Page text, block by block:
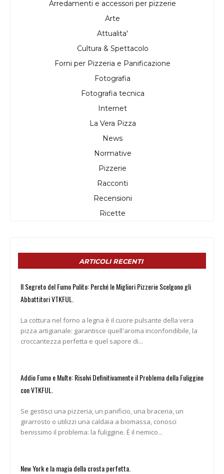
Arredamenti e accessori per pizzerie
Arte
Attualita'
Cultura & Spettacolo
Forni per Pizzeria e Panificazione
Fotografia
Fotografia tecnica
Internet
La Vera Pizza
News
Normative
Pizzerie
Racconti
Recensioni
Ricette
ARTICOLI RECENTI
Il Segreto del Fumo Pulito: Perché le Migliori Pizzerie Scelgono gli
Abbattitori VTKFUL.
La cottura nel forno a legna è il cuore pulsante della vera
pizza artigianale: garantisce quell'aroma inconfondibile, la
croccantezza perfetta e quel sapore di...
Addio Fumo e Multe: Risolvi Definitivamente il Problema della Fuliggine
con VTKFUL.
Se gestisci una pizzeria, un panificio, una braceria, un
girarrosto o utilizzi una caldaia a biomassa, conosci
benissimo il problema: la fuliggine. È il nemico...
New York e la magia della crosta perfetta.